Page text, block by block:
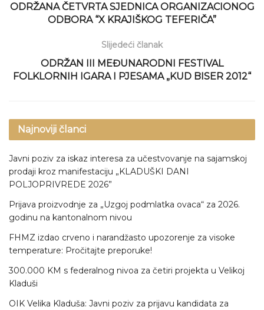
ODRŽANA ČETVRTA SJEDNICA ORGANIZACIONOG
ODBORA “X KRAJIŠKOG TEFERIČA”
Slijedeći članak
ODRŽAN III MEĐUNARODNI FESTIVAL
FOLKLORNIH IGARA I PJESAMA „KUD BISER 2012“
Najnoviji članci
Javni poziv za iskaz interesa za učestvovanje na sajamskoj
prodaji kroz manifestaciju „KLADUŠKI DANI
POLJOPRIVREDE 2026”
Prijava proizvodnje za „Uzgoj podmlatka ovaca“ za 2026.
godinu na kantonalnom nivou
FHMZ izdao crveno i narandžasto upozorenje za visoke
temperature: Pročitajte preporuke!
300.000 KM s federalnog nivoa za četiri projekta u Velikoj
Kladuši
OIK Velika Kladuša: Javni poziv za prijavu kandidata za